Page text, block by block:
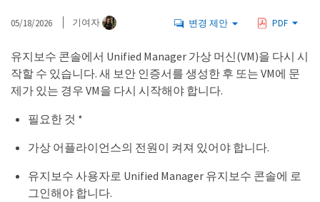
05/18/2026 기여자 변경 제안 PDF
유지보수 콘솔에서 Unified Manager 가상 머신(VM)을 다시 시
작할 수 있습니다. 새 보안 인증서를 생성한 후 또는 VM에 문
제가 있는 경우 VM을 다시 시작해야 합니다.
필요한 것 *
가상 어플라이언스의 전원이 켜져 있어야 합니다.
유지보수 사용자로 Unified Manager 유지보수 콘솔에 로
그인해야 합니다.